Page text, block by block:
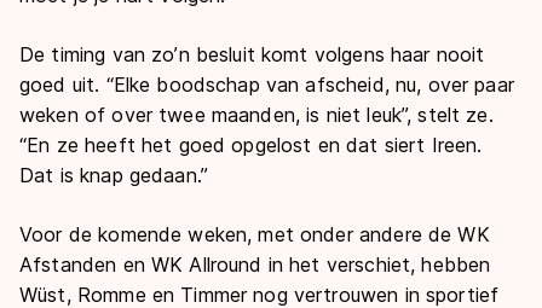
De timing van zo’n besluit komt volgens haar nooit
goed uit. “Elke boodschap van afscheid, nu, over paar
weken of over twee maanden, is niet leuk”, stelt ze.
“En ze heeft het goed opgelost en dat siert Ireen.
Dat is knap gedaan.”
Voor de komende weken, met onder andere de WK
Afstanden en WK Allround in het verschiet, hebben
Wüst, Romme en Timmer nog vertrouwen in sportief